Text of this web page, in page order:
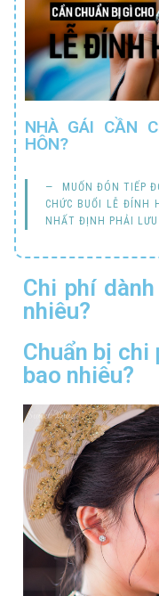
NHÀ GÁI CẦN
HÔN?
MUỐN ĐÓN TIẾP
CHỨC BUỔI LỄ ĐÍNH
NHẤT ĐỊNH PHẢI LƯU
Chi phí
nhiêu?
Chuẩn bị chi
bao nhiêu?